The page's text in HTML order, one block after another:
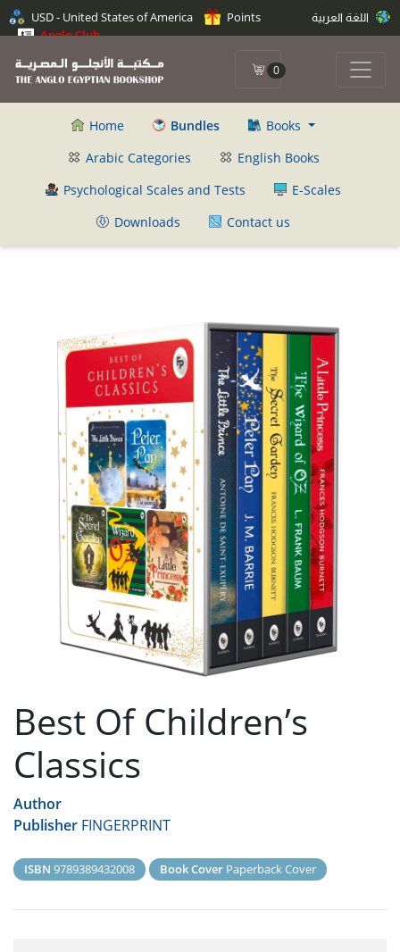
USD - United States of America
Points
Anglo Club
0
Home Bundles
Books
Arabic Categories
English Books
Psychological Scales and Tests
E-Scales
Downloads
Contact us
Best Of Children’s
Classics
Author
Publisher FINGERPRINT
ISBN 9789389432008 Book Cover Paperback Cover